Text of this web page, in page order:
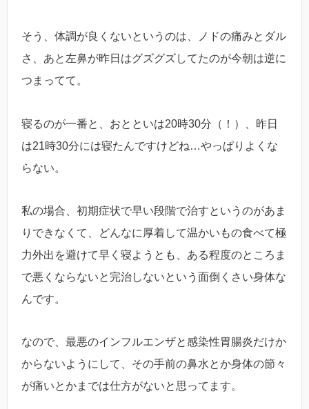
そう、体調が良くないというのは、ノドの痛みとダル
さ、あと左鼻が昨日はグズグズしてたのが今朝は逆に
つまってて。
寝るのが一番と、おとといは20時30分（！）、昨日
は21時30分には寝たんですけどね…やっぱりよくな
らない。
私の場合、初期症状で早い段階で治すというのがあま
りできなくて、どんなに厚着して温かいもの食べて極
力外出を避けて早く寝ようとも、ある程度のところま
で悪くならないと完治しないという面倒くさい身体な
んです。
なので、最悪のインフルエンザと感染性胃腸炎だけか
からないようにして、その手前の鼻水とか身体の節々
が痛いとかまでは仕方がないと思ってます。